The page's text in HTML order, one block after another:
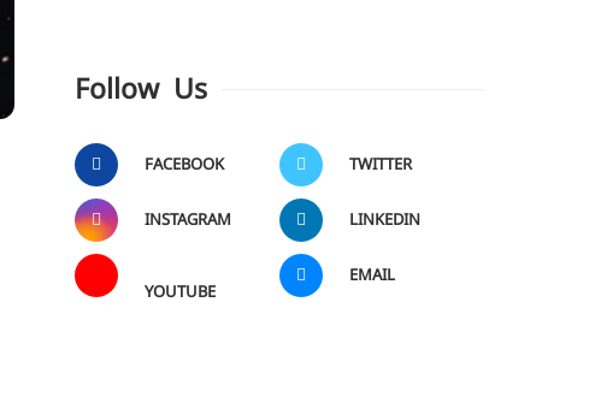
Follow Us
FACEBOOK TWITTER
INSTAGRAM LINKEDIN
YOUTUBE
EMAIL